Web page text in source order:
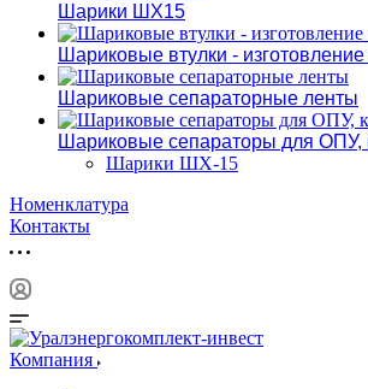
Шарики ШХ15
Шариковые втулки -
Шариковые сепараторные ленты
Шариковые сепараторы для ОПУ,
Шарики ШХ-15
Номенклатура
Контакты
Компания